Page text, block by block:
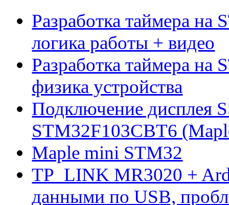
Разработка таймера на
логика работы + видео
Разработка таймера на
физика устройства
Подключение дисплея
STM32F103CBT6
Maple mini STM32
TP_LINK MR3020 +
данными по USB,